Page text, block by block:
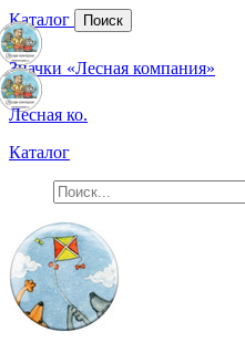
Каталог Поиск
Значки «Лесная компания»
Лесная ко.
Каталог